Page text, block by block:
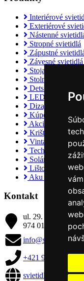
Interiérové
Exteriérové
Nástenné
Stropné svietidlá
Zápustné
Závesné svietidlá
Stojanové svietidlá
Stolné svietidlá
Detské svietidlá
LED svietidlá
Dizajnové
Kúpeľňové
Akcie
Krištáľové
Vintage svietidlá
Technické
Solárne svietidlá
Lištové systémy
Aku nabíjateľné
Kontakt
ul. 29. augusta
974 01 Banská
info@svietidla-
+421 905 400 072
svietidla-katria.sk